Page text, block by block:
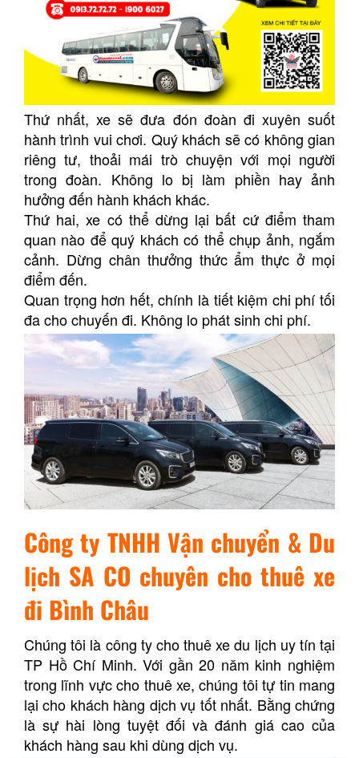
Thứ nhất, xe sẽ đưa đón đoàn đi xuyên suốt
hành trình vui chơi. Quý khách sẽ có không gian
riêng tư, thoải mái trò chuyện với mọi người
trong đoàn. Không lo bị làm phiền hay ảnh
hưởng đến hành khách khác.
Thứ hai, xe có thể dừng lại bất cứ điểm tham
quan nào để quý khách có thể chụp ảnh, ngắm
cảnh. Dừng chân thưởng thức ẩm thực ở mọi
điểm đến.
Quan trọng hơn hết, chính là tiết kiệm chi phí tối
đa cho chuyến đi. Không lo phát sinh chi phí.
Công ty TNHH Vận chuyển & Du
lịch SA CO chuyên cho thuê xe
đi Bình Châu
Chúng tôi là công ty cho thuê xe du lịch uy tín tại
TP Hồ Chí Minh. Với gần 20 năm kinh nghiệm
trong lĩnh vực cho thuê xe, chúng tôi tự tin mang
lại cho khách hàng dịch vụ tốt nhất. Bằng chứng
là sự hài lòng tuyệt đối và đánh giá cao của
khách hàng sau khi dùng dịch vụ.